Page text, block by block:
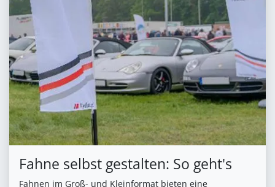
Fahne selbst gestalten: So geht's
Fahnen im Groß- und Kleinformat bieten eine